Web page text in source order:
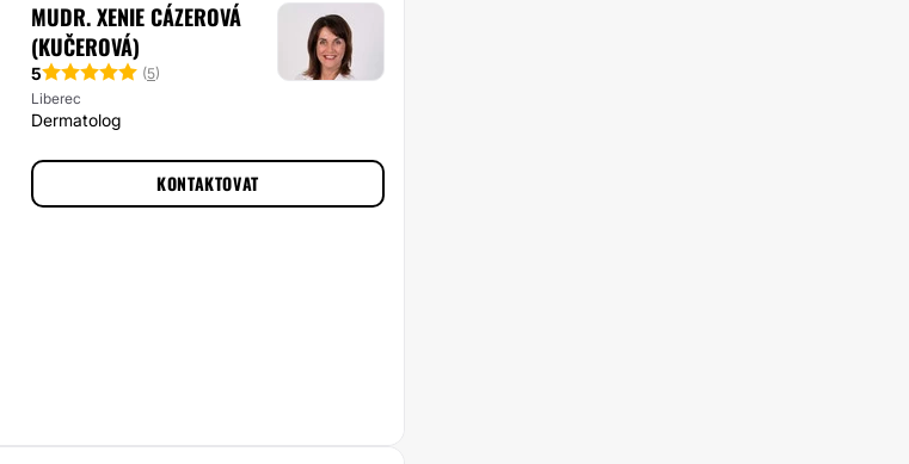
MUDR. XENIE CÁZEROVÁ
(KUČEROVÁ)
5 (5)
Liberec
Dermatolog
KONTAKTOVAT